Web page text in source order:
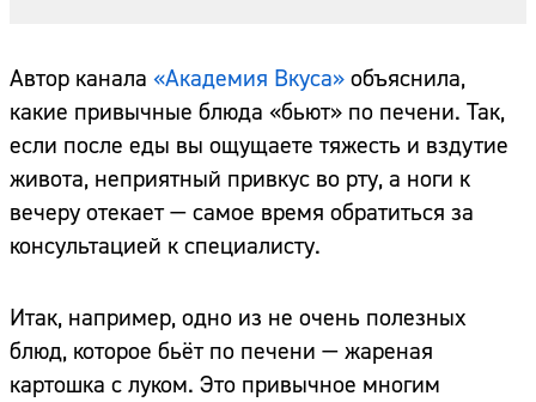
Автор канала «Академия Вкуса» объяснила,
какие привычные блюда «бьют» по печени. Так,
если после еды вы ощущаете тяжесть и вздутие
живота, неприятный привкус во рту, а ноги к
вечеру отекает — самое время обратиться за
консультацией к специалисту.
Итак, например, одно из не очень полезных
блюд, которое бьёт по печени — жареная
картошка с луком. Это привычное многим